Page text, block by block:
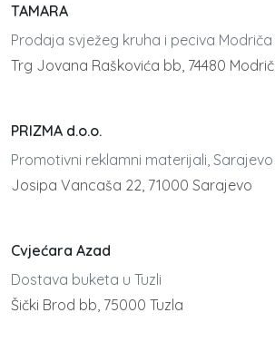
TAMARA
Prodaja svježeg kruha i peciva Modriča
Trg Jovana Raškovića bb, 74480
PRIZMA d.o.o.
Promotivni reklamni materijali, Sarajevo
Josipa Vancaša 22, 71000 Sarajevo
Cvjećara Azad
Dostava buketa u Tuzli
Šički Brod bb, 75000 Tuzla